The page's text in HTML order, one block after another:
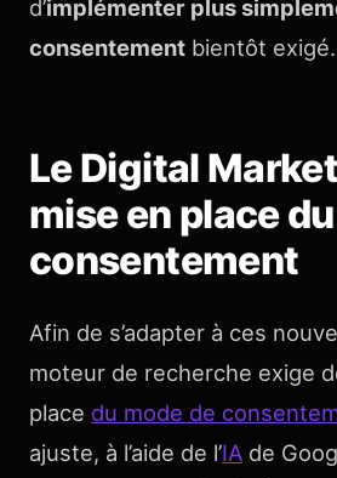
d’implémenter plus
consentement bientôt exigé.
Le Digital
mise en place
consentement
Afin de s’adapter à ces
moteur de recherche exige
place du mode de
ajuste, à l’aide de l’IA de